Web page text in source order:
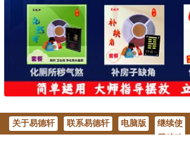
关于易德轩 联系易德轩 电脑版
继续使